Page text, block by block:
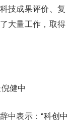
技成果评价、复
大量工作，取得
健中
中表示：“科创中